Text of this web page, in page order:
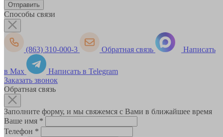
Способы связи
(863) 310-000-3 Обратная связь Написать
в Max
Написать в Telegram
Заказать звонок
Обратная связь
Заполните форму, и мы свяжемся с Вами в ближайшее время
Ваше имя *
Телефон *